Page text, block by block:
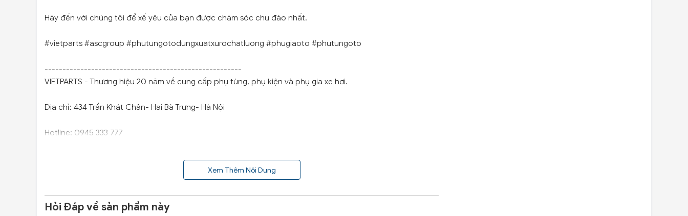
Hãy đến với chúng tôi để xế yêu của bạn được chăm sóc chu đáo nhất.
#vietparts #ascgroup #phutungotodungxuatxurochatluong #phugiaoto #phutungoto
-------------------------------------------------------
VIETPARTS - Thương hiệu 20 năm về cung cấp phụ tùng, phụ kiện và phụ gia xe hơi.
Địa chỉ: 434 Trần Khát Chân- Hai Bà Trưng- Hà Nội
Hotline: 0945 333 777
Xem Thêm Nội Dung
Hỏi Đáp về sản phẩm này